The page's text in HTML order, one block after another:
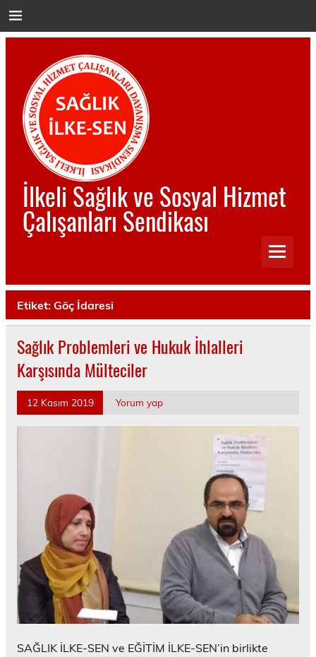
geç
İlkeli Sağlık ve Sosyal Hizmet
Çalışanları Sendikası
İlkeli Sağlık ve Sosyal Hizmet Çalışanları Sendikası
Etiket: Göç İdaresi
Sağlık Problemleri ve Hukuk İhlalleri
Karşısında Mülteciler
12 Kasım 2019 Yorum yap
SAĞLIK İLKE-SEN ve EĞİTİM İLKE-SEN’in birlikte